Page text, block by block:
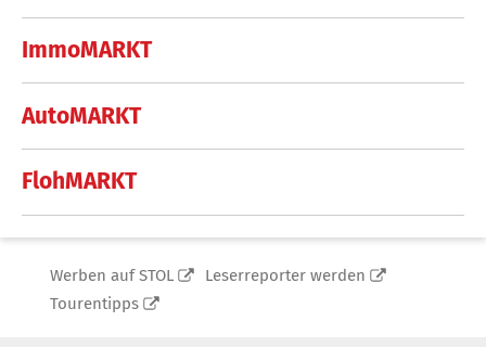
ImmoMARKT
AutoMARKT
FlohMARKT
Werben auf STOL
Leserreporter werden
Tourentipps